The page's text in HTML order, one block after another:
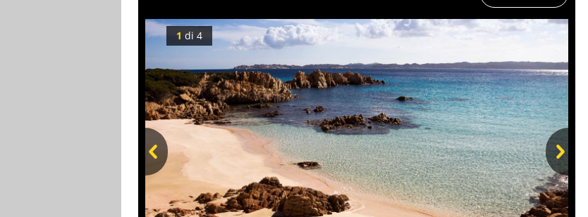
Next
1 di 4